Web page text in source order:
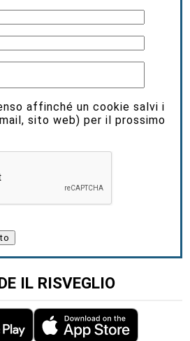
affinché un cookie salvi i
sito web) per il prossimo
IL RISVEGLIO